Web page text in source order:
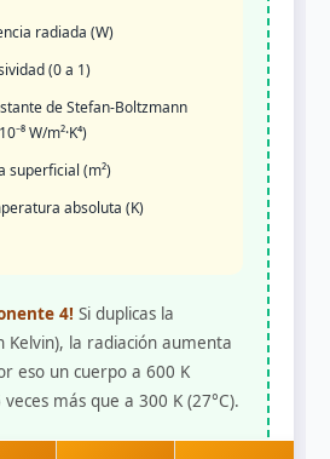
radiada (W)
(0 a 1)
de Stefan-Boltzmann
W/m²·K⁴)
superficial (m²)
absoluta (K)
4! Si duplicas la
la radiación aumenta
eso un cuerpo a 600 K
más que a 300 K (27°C).